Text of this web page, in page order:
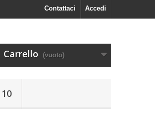
Accedi
Contattaci
Carrello (vuoto)